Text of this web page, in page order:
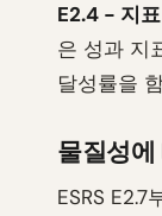
E2.4 - 지표
은 성과 지
달성률을
물질성에
ESRS E2.7